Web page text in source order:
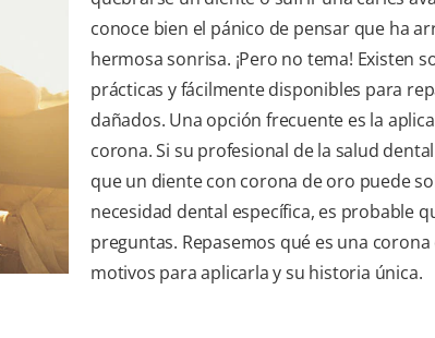
conoce bien el pánico de pensar que ha
hermosa sonrisa. ¡Pero no tema! Existen
prácticas y fácilmente disponibles para
dañados. Una opción frecuente es la
corona. Si su profesional de la salud
que un diente con corona de oro puede
necesidad dental específica, es probable
preguntas. Repasemos qué es una
motivos para aplicarla y su historia única.